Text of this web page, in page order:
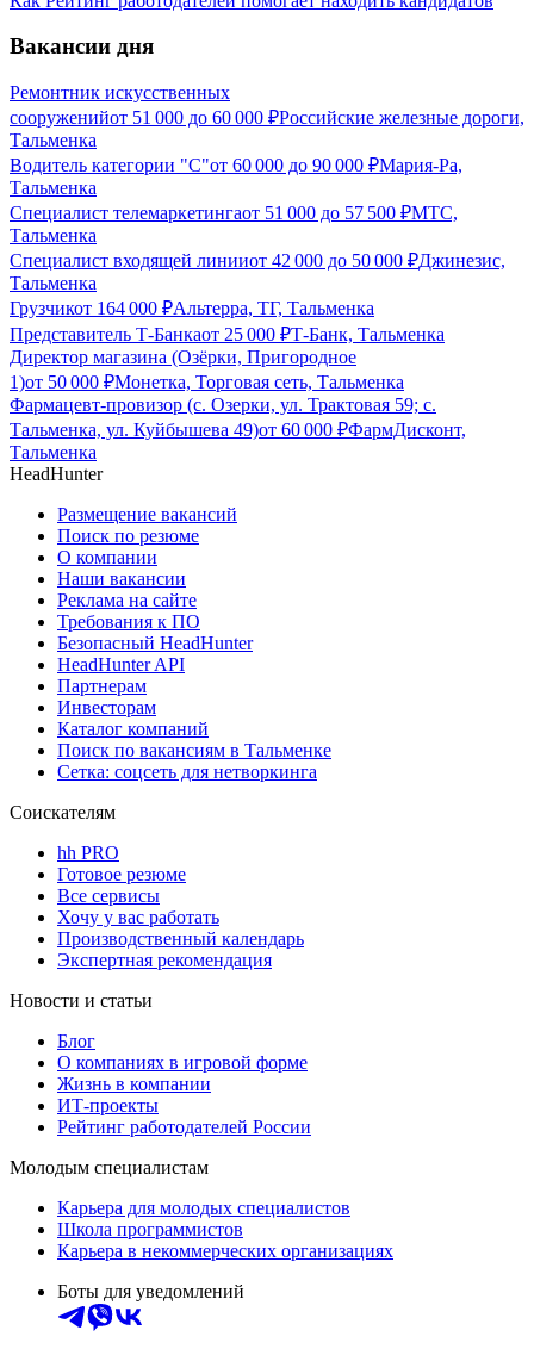
Вакансии дня
Ремонтник искусственных
сооруженийот 51 000 до 60 000 ₽Российские железные дороги,
Тальменка
Водитель категории "С"от 60 000 до 90 000 ₽Мария-Ра,
Тальменка
Специалист телемаркетингаот 51 000 до 57 500 ₽МТС,
Тальменка
Специалист входящей линииот 42 000 до 50 000 ₽Джинезис,
Тальменка
Грузчикот 164 000 ₽Альтерра, ТГ, Тальменка
Представитель Т-Банкаот 25 000 ₽Т-Банк, Тальменка
Директор магазина (Озёрки, Пригородное
1)от 50 000 ₽Монетка, Торговая сеть, Тальменка
Фармацевт-провизор (с. Озерки, ул. Трактовая 59; с.
Тальменка, ул. Куйбышева 49)от 60 000 ₽ФармДисконт,
Тальменка
HeadHunter
Размещение вакансий
Поиск по резюме
О компании
Наши вакансии
Реклама на сайте
Требования к ПО
Безопасный HeadHunter
HeadHunter API
Партнерам
Инвесторам
Каталог компаний
Поиск по вакансиям в Тальменке
Сетка: соцсеть для нетворкинга
Соискателям
hh PRO
Готовое резюме
Все сервисы
Хочу у вас работать
Производственный календарь
Экспертная рекомендация
Новости и статьи
Блог
О компаниях в игровой форме
Жизнь в компании
ИТ-проекты
Рейтинг работодателей России
Молодым специалистам
Карьера для молодых специалистов
Школа программистов
Карьера в некоммерческих организациях
Боты для уведомлений